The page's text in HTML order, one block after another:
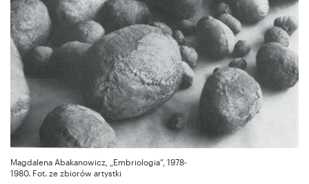
Magdalena Abakanowicz, „Embriologia”, 1978-
1980. Fot. ze zbiorów artystki